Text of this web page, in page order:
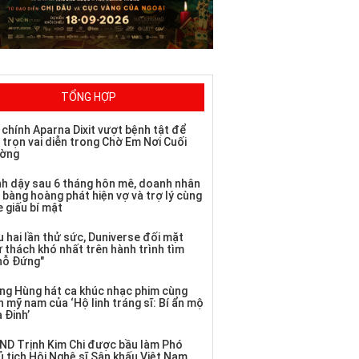
TỔNG HỢP
chính Aparna Dixit vượt bệnh tật để
trọn vai diễn trong Chờ Em Nơi Cuối
dậy sau 6 tháng hôn mê, doanh nhân
hoàng phát hiện vợ và trợ lý cùng
giấu bí mật
hai lần thử sức, Duniverse đối mặt
thách khó nhất trên hành trình tìm
Đứng"
Hùng hát ca khúc nhạc phim cùng
mỹ nam của ‘Hộ linh tráng sĩ: Bí ẩn mộ
Đinh’
Trịnh Kim Chi được bầu làm Phó